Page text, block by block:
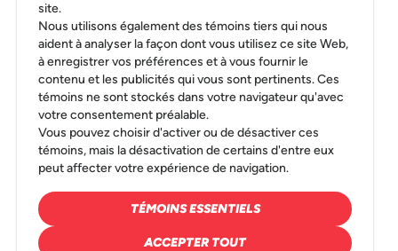
site.
Nous utilisons également des témoins tiers qui nous
aident à analyser la façon dont vous utilisez ce site Web,
à enregistrer vos préférences et à vous fournir le
contenu et les publicités qui vous sont pertinents. Ces
témoins ne sont stockés dans votre navigateur qu'avec
votre consentement préalable.
Vous pouvez choisir d'activer ou de désactiver ces
témoins, mais la désactivation de certains d'entre eux
peut affecter votre expérience de navigation.
TÉMOINS ESSENTIELS
ACCEPTER TOUT